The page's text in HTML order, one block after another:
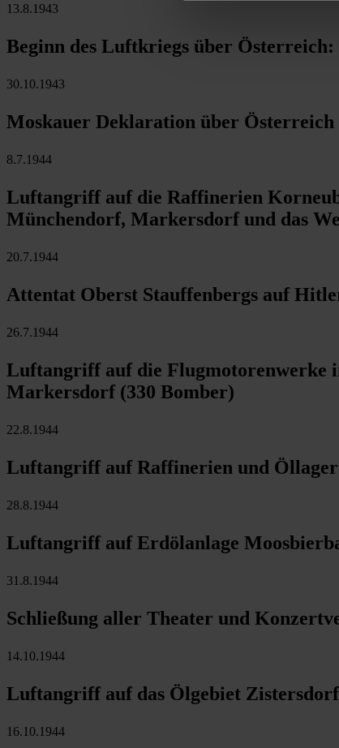
13.8.1943
Beginn des Luftkriegs über
30.10.1943
Moskauer Deklaration über Österreich
8.7.1944
Luftangriff auf die Raffinerien
Münchendorf, Markersdorf und das
20.7.1944
Attentat Oberst Stauffenbergs auf
26.7.1944
Luftangriff auf die Flugmotorenwerke
Markersdorf (330 Bomber)
22.8.1944
Luftangriff auf Raffinerien und
28.8.1944
Luftangriff auf Erdölanlage
31.8.1944
Schließung aller Theater und
14.10.1944
Luftangriff auf das Ölgebiet Zistersdorf
16.10.1944